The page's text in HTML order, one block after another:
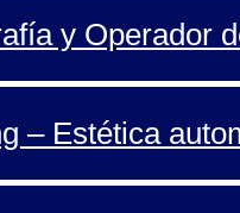
y Operador
– Estética